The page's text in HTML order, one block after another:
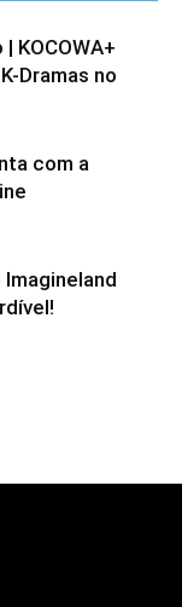
KOCOWA+
Dramas no
com a
Imagineland